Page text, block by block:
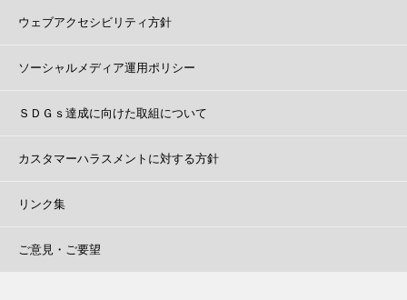
ウェブアクセシビリティ方針
ソーシャルメディア運用ポリシー
ＳＤＧｓ達成に向けた取組について
カスタマーハラスメントに対する方針
リンク集
ご意見・ご要望